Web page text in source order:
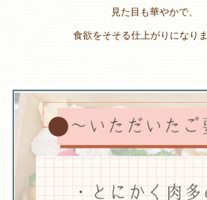
見た目も華やかで、
食欲をそそる仕上がりになり